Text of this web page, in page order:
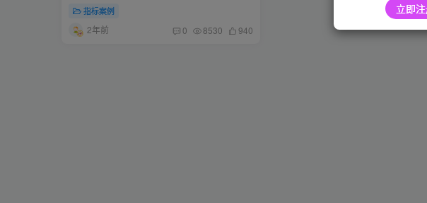
指标案例
2年前 0 8530 940
立即